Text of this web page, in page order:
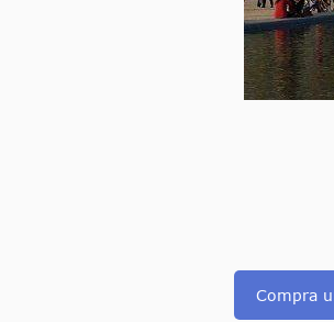
Compra